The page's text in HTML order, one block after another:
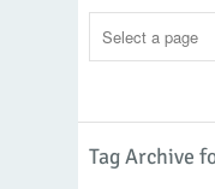
Tag Archive